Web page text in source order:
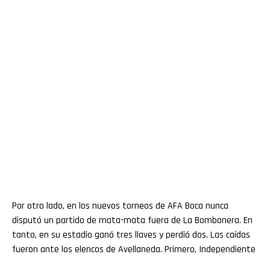
Por otro lado, en los nuevos torneos de AFA Boca nunca
disputó un partido de mata-mata fuera de La Bombonera. En
tanto, en su estadio ganó tres llaves y perdió dos. Las caídas
fueron ante los elencos de Avellaneda. Primero, Independiente